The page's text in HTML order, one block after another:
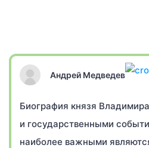
Андрей Медведев
Биография князя
и государственными
наиболее важными